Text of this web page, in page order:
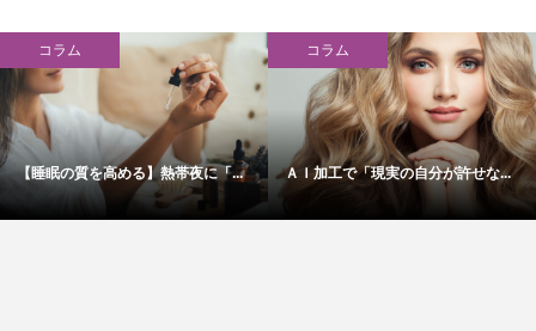
コラム
【睡眠の質を高める】熱帯夜に「...
コラム
ＡＩ加工で「現実の自分が許せな...